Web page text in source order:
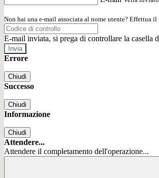
Non hai una e-mail associata al nome utente? Effettua
E-mail inviata, si prega di controllare la casella
Errore
Chiudi
Successo
Chiudi
Informazione
Chiudi
Attendere...
Attendere il completamento dell'operazione...